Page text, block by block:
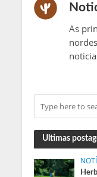
As
Ultimas